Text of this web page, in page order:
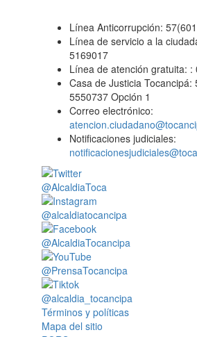
Línea Anticorrupción:
Línea de servicio a la
5169017
Línea de atención gratuita: :
Casa de Justicia Tocancipá:
5550737 Opción 1
Correo electrónico:
Notificaciones judiciales:
@AlcaldiaToca
@alcaldiatocancipa
@AlcaldiaTocancipa
@PrensaTocancipa
@alcaldia_tocancipa
Términos y políticas
Mapa del sitio